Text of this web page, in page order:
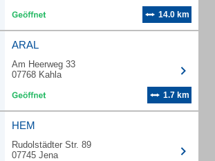
14.0 km
ARAL
Am Heerweg 33
07768 Kahla
1.7 km
HEM
Rudolstädter Str. 89
07745 Jena